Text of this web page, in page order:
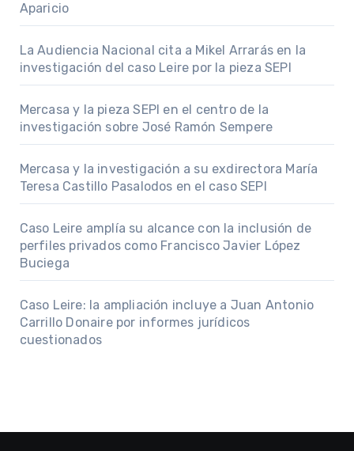
Aparicio
La Audiencia Nacional cita a Mikel Arrarás en la
investigación del caso Leire por la pieza SEPI
Mercasa y la pieza SEPI en el centro de la
investigación sobre José Ramón Sempere
Mercasa y la investigación a su exdirectora María
Teresa Castillo Pasalodos en el caso SEPI
Caso Leire amplía su alcance con la inclusión de
perfiles privados como Francisco Javier López
Buciega
Caso Leire: la ampliación incluye a Juan Antonio
Carrillo Donaire por informes jurídicos
cuestionados